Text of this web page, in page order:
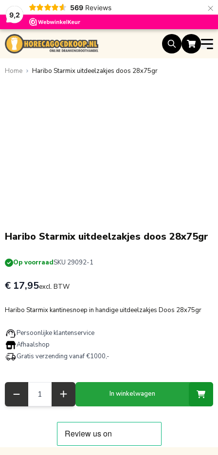
9,2
569 Reviews ×
Ga naar de inhoud
Home Haribo Starmix uitdeelzakjes doos 28x75gr
Haribo Starmix uitdeelzakjes doos 28x75gr
Op voorraadSKU 29092-1
€ 17,95excl. BTW
Haribo Starmix kantinesnoep in handige uitdeelzakjes Doos 28x75gr
Persoonlijke klantenservice
Afhaalshop
Gratis verzending vanaf €1000,-
In winkelwagen